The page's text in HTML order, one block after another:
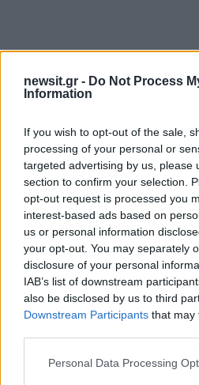
newsit.gr - Do Not Process
Information
If you wish to opt-out of the sale,
processing of your personal or
targeted advertising by us, please
section to confirm your selection.
opt-out request is processed you
interest-based ads based on
us or personal information
your opt-out. You may separately
disclosure of your personal
IAB’s list of downstream
also be disclosed by us to third
Downstream Participants that may
Please note that this website/app
Personal Data Processing
Αν τα χάσατε
Πινακίδες κυκλοφορίας με
λίγα κλικ: Τα 3 βήματα για
Αυστηροποιούνται οι